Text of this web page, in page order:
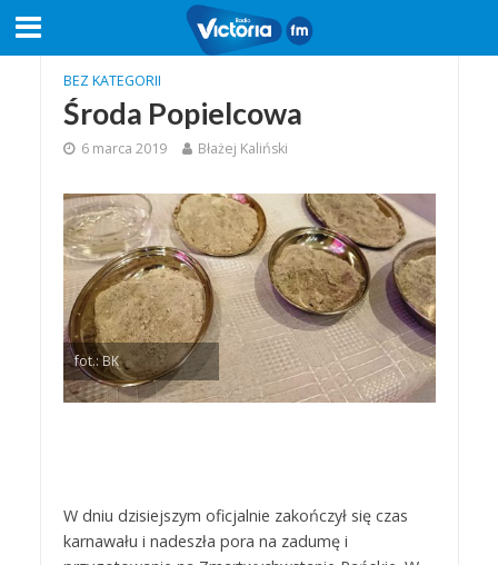
BEZ KATEGORII
Środa Popielcowa
6 marca 2019 Błażej Kaliński
fot.: BK
W dniu dzisiejszym oficjalnie zakończył się czas
karnawału i nadeszła pora na zadumę i